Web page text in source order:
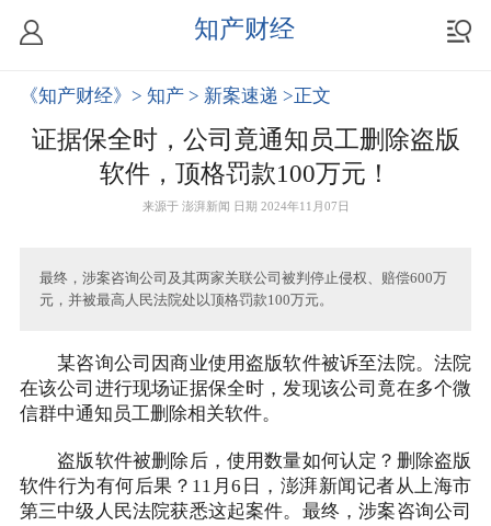
知产财经
《知产财经》 > 知产 > 新案速递 >正文
证据保全时，公司竟通知员工删除盗版
软件，顶格罚款100万元！
来源于 澎湃新闻 日期 2024年11月07日
最终，涉案咨询公司及其两家关联公司被判停止侵权、赔偿600万
元，并被最高人民法院处以顶格罚款100万元。
某咨询公司因商业使用盗版软件被诉至法院。法院
在该公司进行现场证据保全时，发现该公司竟在多个微
信群中通知员工删除相关软件。
盗版软件被删除后，使用数量如何认定？删除盗版
软件行为有何后果？11月6日，澎湃新闻记者从上海市
第三中级人民法院获悉这起案件。最终，涉案咨询公司